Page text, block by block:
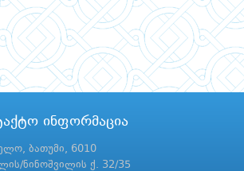
ინფორმაცია
ბათუმი, 6010
ნინოშვილის ქ. 32/35